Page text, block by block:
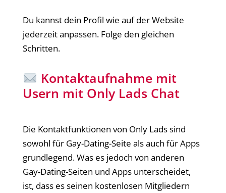
Du kannst dein Profil wie auf der Website
jederzeit anpassen. Folge den gleichen
Schritten.
Kontaktaufnahme mit
Usern mit Only Lads Chat
Die Kontaktfunktionen von Only Lads sind
sowohl für Gay-Dating-Seite als auch für Apps
grundlegend. Was es jedoch von anderen
Gay-Dating-Seiten und Apps unterscheidet,
ist, dass es seinen kostenlosen Mitgliedern